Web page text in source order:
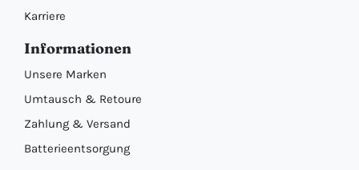
Karriere
Informationen
Unsere Marken
Umtausch & Retoure
Zahlung & Versand
Batterieentsorgung